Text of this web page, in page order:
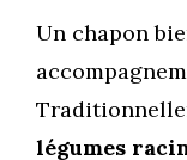
Un chapon
légumes